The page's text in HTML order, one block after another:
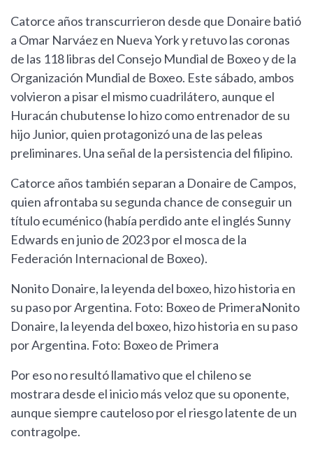
Catorce años transcurrieron desde que Donaire batió
a Omar Narváez en Nueva York y retuvo las coronas
de las 118 libras del Consejo Mundial de Boxeo y de la
Organización Mundial de Boxeo. Este sábado, ambos
volvieron a pisar el mismo cuadrilátero, aunque el
Huracán chubutense lo hizo como entrenador de su
hijo Junior, quien protagonizó una de las peleas
preliminares. Una señal de la persistencia del filipino.
Catorce años también separan a Donaire de Campos,
quien afrontaba su segunda chance de conseguir un
título ecuménico (había perdido ante el inglés Sunny
Edwards en junio de 2023 por el mosca de la
Federación Internacional de Boxeo).
Nonito Donaire, la leyenda del boxeo, hizo historia en
su paso por Argentina. Foto: Boxeo de PrimeraNonito
Donaire, la leyenda del boxeo, hizo historia en su paso
por Argentina. Foto: Boxeo de Primera
Por eso no resultó llamativo que el chileno se
mostrara desde el inicio más veloz que su oponente,
aunque siempre cauteloso por el riesgo latente de un
contragolpe.